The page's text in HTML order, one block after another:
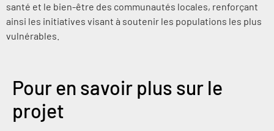
santé et le bien-être des communautés locales, renforçant
ainsi les initiatives visant à soutenir les populations les plus
vulnérables.
Pour en savoir plus sur le
projet